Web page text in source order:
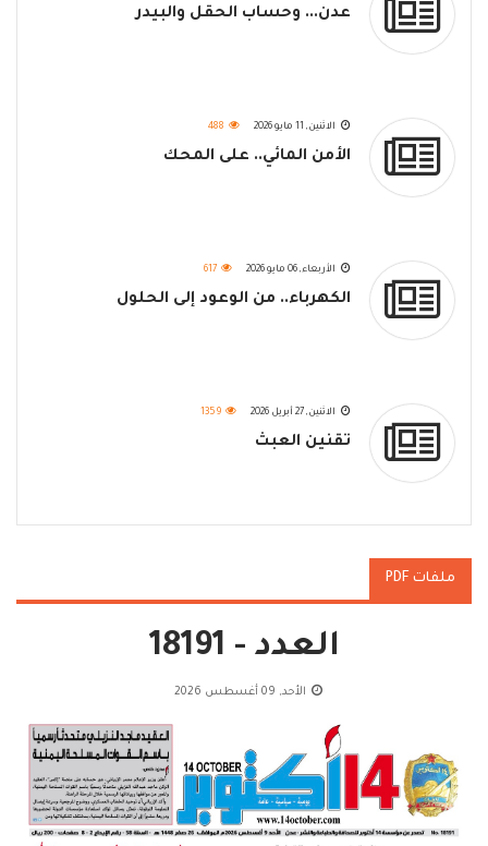
عدن... وحساب الحقل والبيدر
الاثنين, 11 مايو 2026 488
الأمن المائي.. على المحك
الأربعاء, 06 مايو 2026 617
الكهرباء.. من الوعود إلى الحلول
الاثنين, 27 أبريل 2026 1359
تقنين العبث
ملفات PDF
العدد - 18191
الأحد, 09 أغسطس 2026